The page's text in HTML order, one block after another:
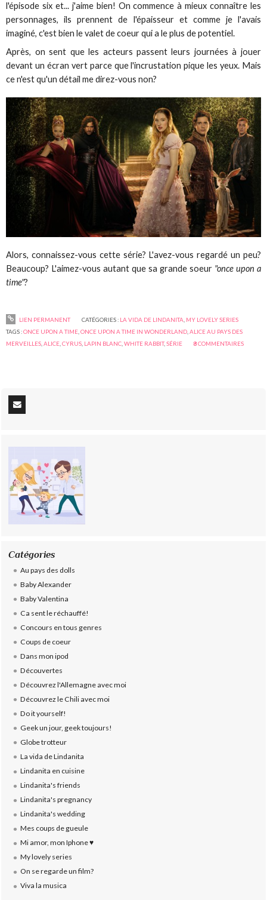
l'épisode six et... j'aime bien! On commence à mieux connaître les
personnages, ils prennent de l'épaisseur et comme je l'avais
imaginé, c'est bien le valet de coeur qui a le plus de potentiel.
Après, on sent que les acteurs passent leurs journées à jouer
devant un écran vert parce que l'incrustation pique les yeux. Mais
ce n'est qu'un détail me direz-vous non?
Alors, connaissez-vous cette série? L'avez-vous regardé un peu?
Beaucoup? L'aimez-vous autant que sa grande soeur "once upon a
time"?
LIEN PERMANENT CATÉGORIES : LA VIDA DE LINDANITA MY LOVELY SERIES
TAGS :ONCE UPON A TIME ,ONCE UPON A TIME IN WONDERLAND ,ALICE AU PAYS DES
MERVEILLES ,ALICE ,CYRUS LAPIN BLANC ,WHITE RABBIT,SÉRIE 8COMMENTAIRES
Catégories
Au pays des dolls
Baby Alexander
Baby Valentina
Ca sent le réchauffé!
Concours en tous genres
Coups de coeur
Dans mon ipod
Découvertes
Découvrez l'Allemagne avec moi
Découvrez le Chili avec moi
Do it yourself!
Geek un jour, geek toujours!
Globe trotteur
La vida de Lindanita
Lindanita en cuisine
Lindanita's friends
Lindanita's pregnancy
Lindanita's wedding
Mes coups de gueule
Mi amor, mon Iphone ♥
My lovely series
On se regarde un film?
Viva la musica